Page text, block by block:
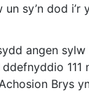
sy’n dod
angen
111
Brys